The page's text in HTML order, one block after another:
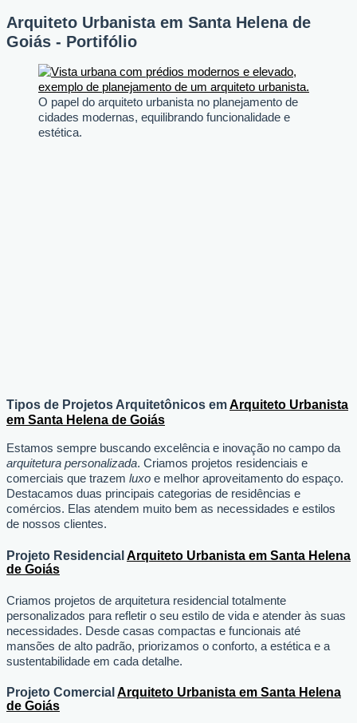
Arquiteto Urbanista em Santa Helena de
Goiás - Portifólio
O papel do arquiteto urbanista no planejamento de
cidades modernas, equilibrando funcionalidade e
estética.
Tipos de Projetos Arquitetônicos emArquiteto Urbanista
em Santa Helena de Goiás
Estamos sempre buscando excelência e inovação no campo da
arquitetura personalizada. Criamos projetos residenciais e
comerciais que trazem luxo e melhor aproveitamento do espaço.
Destacamos duas principais categorias de residências e
comércios. Elas atendem muito bem as necessidades e estilos
de nossos clientes.
Projeto Residencial Arquiteto Urbanista em Santa Helena
de Goiás
Criamos projetos de arquitetura residencial totalmente
personalizados para refletir o seu estilo de vida e atender às suas
necessidades. Desde casas compactas e funcionais até
mansões de alto padrão, priorizamos o conforto, a estética e a
sustentabilidade em cada detalhe.
Projeto Comercial Arquiteto Urbanista em Santa Helena
de Goiás